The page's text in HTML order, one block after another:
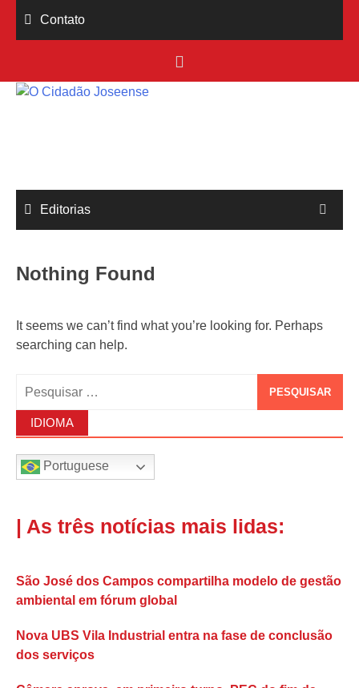
Contato
Editorias
Nothing Found
It seems we can’t find what you’re looking for. Perhaps
searching can help.
IDIOMA
Portuguese
| As três notícias mais lidas:
São José dos Campos compartilha modelo de gestão
ambiental em fórum global
Nova UBS Vila Industrial entra na fase de conclusão
dos serviços